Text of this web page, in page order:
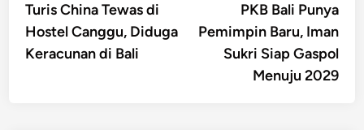
navigationarticle:
Turis China Tewas di
Hostel Canggu, Diduga
Keracunan di Bali
PKB Bali Punya
Pemimpin Baru, Iman
Sukri Siap Gaspol
Menuju 2029